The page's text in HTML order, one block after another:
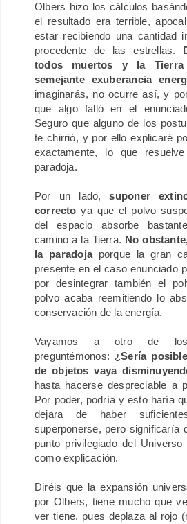
Olbers hizo los cálculos
el resultado era terrible,
estar recibiendo una cantidad
procedente de las estrellas.
todos muertos y la Tierra
semejante exuberancia
imaginarás, no ocurre así, y
que algo falló en el
Seguro que alguno de los
te chirrió, y por ello explicaré
exactamente, lo que
paradoja.
Por un lado,suponer
correctoya que el polvo
del espacio absorbe
camino a la Tierra. No
la paradojaporque la gran
presente en el caso enunciado
por desintegrar también el
polvo acaba reemitiendo lo
conservación de la energía.
Vayamos a otro de
preguntémonos: ¿Sería
de objetos vaya
hasta hacerse despreciable a
Por poder, podría y esto haría
dejara de haber
superponerse, pero significaría
punto privilegiado del
como explicación.
Diréis que la expansión
por Olbers, tiene mucho que
ver tiene, pues deplaza al rojo